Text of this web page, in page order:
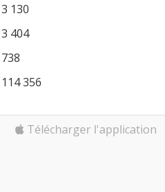
3 130
3 404
738
114 356
Télécharger l'application